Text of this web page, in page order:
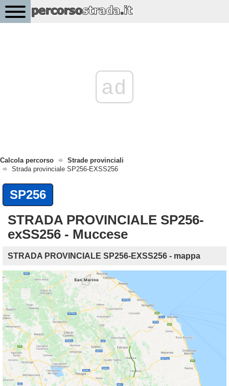
ad
Calcola percorso
Strade provinciali
Strada provinciale SP256-EXSS256
SP256
STRADA PROVINCIALE SP256-
exSS256 - Muccese
STRADA PROVINCIALE SP256-EXSS256 - mappa